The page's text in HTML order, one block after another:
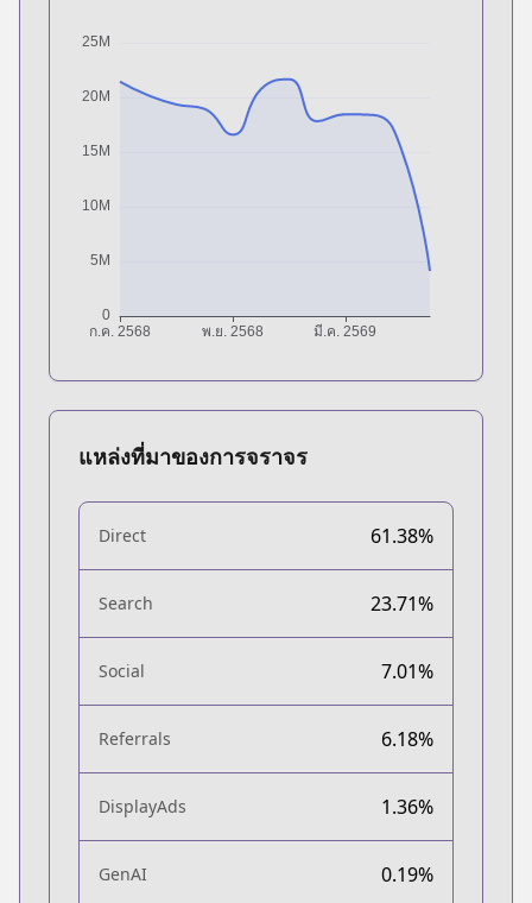
แหล่งที่มาของการจราจร
Direct 61.38%
Search 23.71%
Social 7.01%
Referrals 6.18%
DisplayAds 1.36%
GenAI 0.19%